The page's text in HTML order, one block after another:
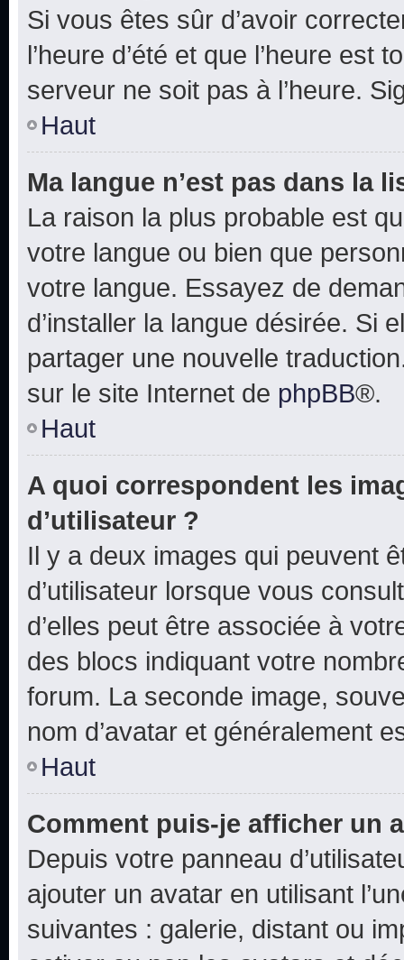
Si vous êtes sûr d’avoir
l’heure d’été et que l’heure est
serveur ne soit pas à l’heure.
Haut
Ma langue n’est pas dans la
La raison la plus probable est
votre langue ou bien que
votre langue. Essayez de
d’installer la langue désirée. Si
partager une nouvelle
sur le site Internet de phpBB®.
Haut
A quoi correspondent les
d’utilisateur ?
Il y a deux images qui peuvent
d’utilisateur lorsque vous
d’elles peut être associée à
des blocs indiquant votre
forum. La seconde image,
nom d’avatar et généralement
Haut
Comment puis-je afficher un
Depuis votre panneau
ajouter un avatar en utilisant
suivantes : galerie, distant ou